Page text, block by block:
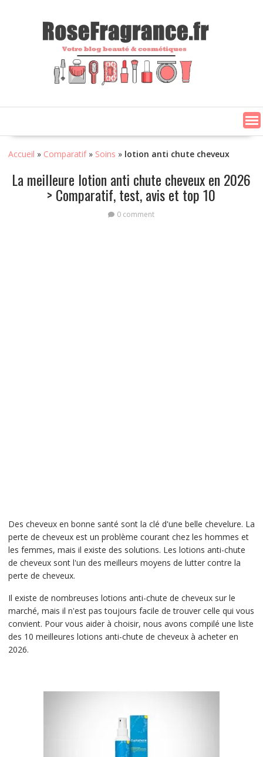
Accueil » Comparatif» Soins » lotion anti chute cheveux
La meilleure lotion anti chute cheveux en 2026
> Comparatif, test, avis et top 10
0 comment
Des cheveux en bonne santé sont la clé d'une belle chevelure. La
perte de cheveux est un problème courant chez les hommes et
les femmes, mais il existe des solutions. Les lotions anti-chute
de cheveux sont l'un des meilleurs moyens de lutter contre la
perte de cheveux.
Il existe de nombreuses lotions anti-chute de cheveux sur le
marché, mais il n'est pas toujours facile de trouver celle qui vous
convient. Pour vous aider à choisir, nous avons compilé une liste
des 10 meilleures lotions anti-chute de cheveux à acheter en
2026.